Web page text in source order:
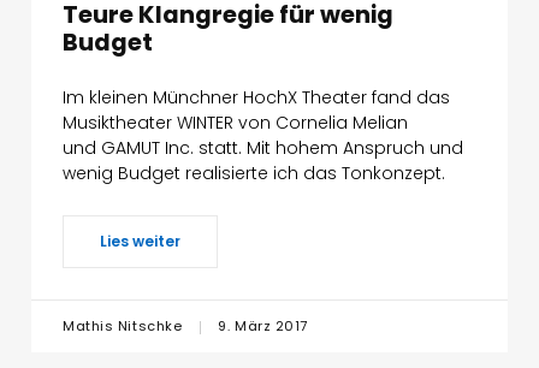
Teure Klangregie für wenig
Budget
Im kleinen Münchner HochX Theater fand das
Musiktheater WINTER von Cornelia Melian
und GAMUT Inc. statt. Mit hohem Anspruch und
wenig Budget realisierte ich das Tonkonzept.
Lies weiter
Mathis Nitschke 9. März 2017